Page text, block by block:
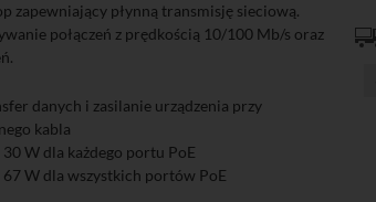
zapewniający płynną transmisję sieciową.
połączeń z prędkością 10/100 Mb/s oraz
danych i zasilanie urządzenia przy
kabla
W dla każdego portu PoE
67 W dla wszystkich portów PoE